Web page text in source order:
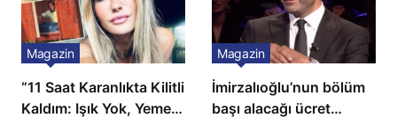
“11 Saat Karanlıkta Kilitli
Kaldım: Işık Yok, Yemek
Magazin
İmirzalıoğlu’nun bölüm
başı alacağı ücret
Magazin